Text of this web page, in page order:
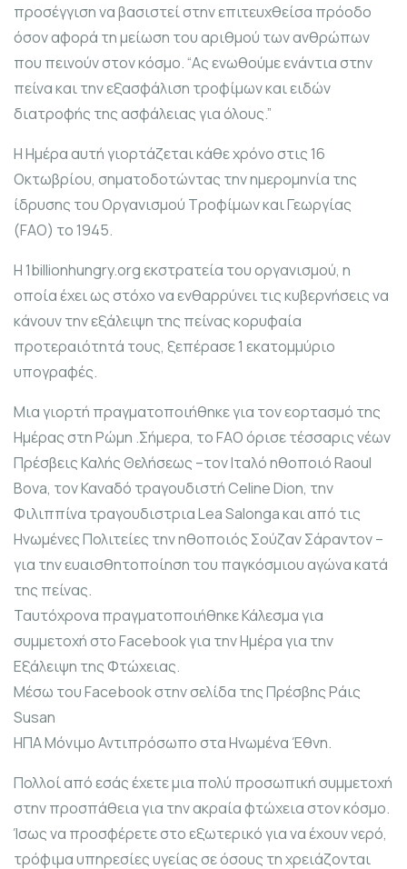
προσέγγιση να βασιστεί στην επιτευχθείσα πρόοδο
όσον αφορά τη μείωση του αριθμού των ανθρώπων
που πεινούν στον κόσμο. “Ας ενωθούμε ενάντια στην
πείνα και την εξασφάλιση τροφίμων και ειδών
διατροφής της ασφάλειας για όλους.”
Η Ημέρα αυτή γιορτάζεται κάθε χρόνο στις 16
Οκτωβρίου, σηματοδοτώντας την ημερομηνία της
ίδρυσης του Οργανισμού Τροφίμων και Γεωργίας
(FAO) το 1945.
Η 1billionhungry.org εκστρατεία του οργανισμού, η
οποία έχει ως στόχο να ενθαρρύνει τις κυβερνήσεις να
κάνουν την εξάλειψη της πείνας κορυφαία
προτεραιότητά τους, ξεπέρασε 1 εκατομμύριο
υπογραφές.
Μια γιορτή πραγματοποιήθηκε για τον εορτασμό της
Ημέρας στη Ρώμη .Σήμερα, το FAO όρισε τέσσαρις νέων
Πρέσβεις Καλής Θελήσεως –τον Ιταλό ηθοποιό Raoul
Bova, τον Καναδό τραγουδιστή Celine Dion, την
Φιλιππίνα τραγουδιστρια Lea Salonga και από τις
Ηνωμένες Πολιτείες την ηθοποιός Σούζαν Σάραντον –
για την ευαισθητοποίηση του παγκόσμιου αγώνα κατά
της πείνας.
Ταυτόχρονα πραγματοποιήθηκε Κάλεσμα για
συμμετοχή στο Facebook για την Ημέρα για την
Εξάλειψη της Φτώχειας.
Μέσω του Facebook στην σελίδα της Πρέσβης Ράις
Susan
ΗΠΑ Μόνιμο Αντιπρόσωπο στα Ηνωμένα Έθνη.
Πολλοί από εσάς έχετε μια πολύ προσωπική συμμετοχή
στην προσπάθεια για την ακραία φτώχεια στον κόσμο.
Ίσως να προσφέρετε στο εξωτερικό για να έχουν νερό,
τρόφιμα υπηρεσίες υγείας σε όσους τη χρειάζονται